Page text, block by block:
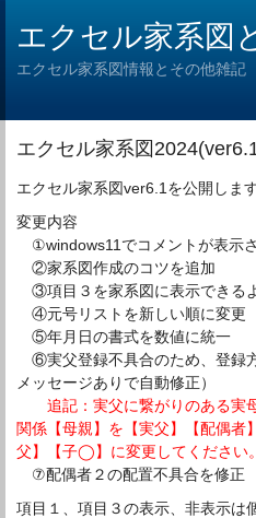
エクセル家系図
エクセル家系図情報とその他雑記
エクセル家系図
エクセル家系図ver6.1を公開します
変更内容
①windows11でコメントが表示
②家系図作成のコツを追加
③項目３を家系図に表示できる
④元号リストを新しい順に変更
⑤年月日の書式を数値に統一
⑥実父登録不具合のため、登録
メッセージありで自動修正）
追記：実父に繋がりのある実
関係【母親】を【実父】【配偶者
父】【子◯】に変更してください。
⑦配偶者２の配置不具合を修正
項目１、項目３の表示、非表示は